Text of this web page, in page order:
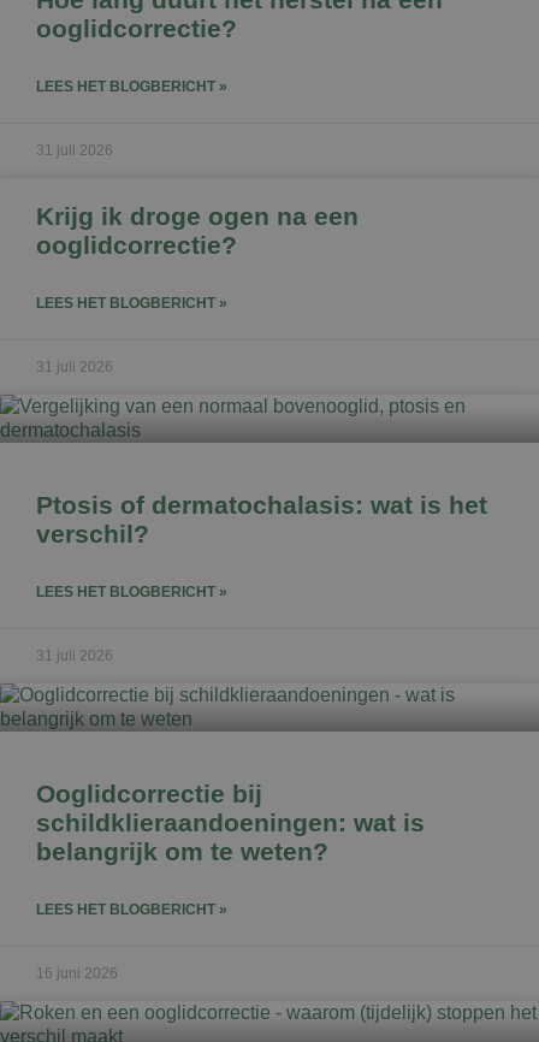
ooglidcorrectie?
LEES HET BLOGBERICHT »
31 juli 2026
Krijg ik droge ogen na een
ooglidcorrectie?
LEES HET BLOGBERICHT »
31 juli 2026
Ptosis of dermatochalasis: wat is het
verschil?
LEES HET BLOGBERICHT »
31 juli 2026
Ooglidcorrectie bij
schildklieraandoeningen: wat is
belangrijk om te weten?
LEES HET BLOGBERICHT »
16 juni 2026